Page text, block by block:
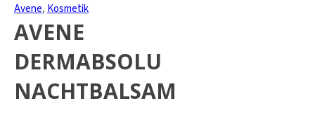
Avene, Kosmetik
AVENE
DERMABSOLU
NACHTBALSAM